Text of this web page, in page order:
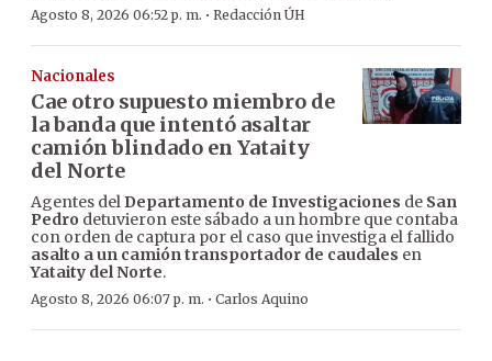
Agosto 8, 2026 06:52 p. m. · Redacción ÚH
Nacionales
Cae otro supuesto miembro de
la banda que intentó asaltar
camión blindado en Yataity
del Norte
Agentes del Departamento de Investigaciones de San
Pedro detuvieron este sábado a un hombre que contaba
con orden de captura por el caso que investiga el fallido
asalto a un camión transportador de caudales en
Yataity del Norte.
Agosto 8, 2026 06:07 p. m. · Carlos Aquino